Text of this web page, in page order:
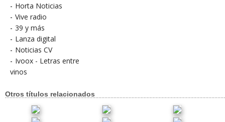
- Horta Noticias
- Vive radio
- 39 y más
- Lanza digital
- Noticias CV
- Ivoox - Letras entre
vinos
Otros títulos relacionados